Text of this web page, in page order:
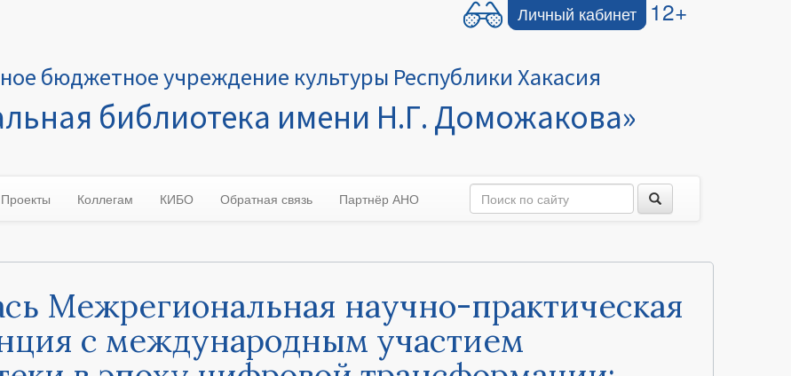
Личный кабинет 12+
бюджетное учреждение культуры Республики Хакасия
библиотека имени Н.Г. Доможакова»
Проекты Коллегам КИБО Обратная связь Партнёр АНО
Межрегиональная научно-практическая
с международным участием